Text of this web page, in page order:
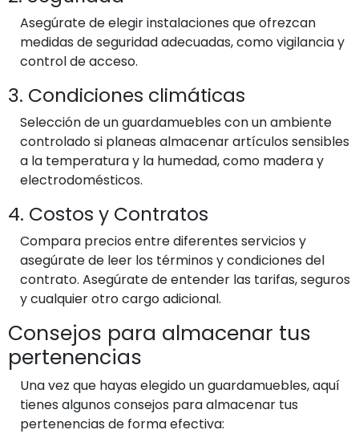
Asegúrate de elegir instalaciones que ofrezcan
medidas de seguridad adecuadas, como vigilancia y
control de acceso.
3. Condiciones climáticas
Selección de un guardamuebles con un ambiente
controlado si planeas almacenar artículos sensibles
a la temperatura y la humedad, como madera y
electrodomésticos.
4. Costos y Contratos
Compara precios entre diferentes servicios y
asegúrate de leer los términos y condiciones del
contrato. Asegúrate de entender las tarifas, seguros
y cualquier otro cargo adicional.
Consejos para almacenar tus
pertenencias
Una vez que hayas elegido un guardamuebles, aquí
tienes algunos consejos para almacenar tus
pertenencias de forma efectiva: